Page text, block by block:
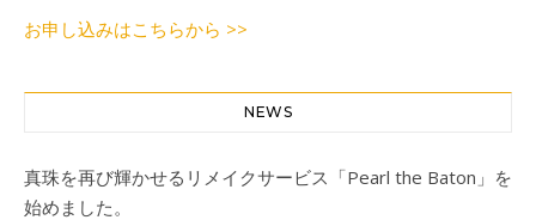
お申し込みはこちらから >>
NEWS
真珠を再び輝かせるリメイクサービス「Pearl the Baton」を
始めました。